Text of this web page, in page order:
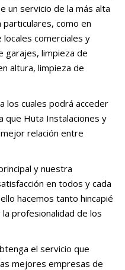
un servicio de la más alta
particulares, como en
comerciales y
garajes, limpieza de
altura, limpieza de
los cuales podrá acceder
que Huta Instalaciones y
relación entre
y nuestra
en todos y cada
hacemos tanto hincapié
profesionalidad de los
el servicio que
mejores empresas de